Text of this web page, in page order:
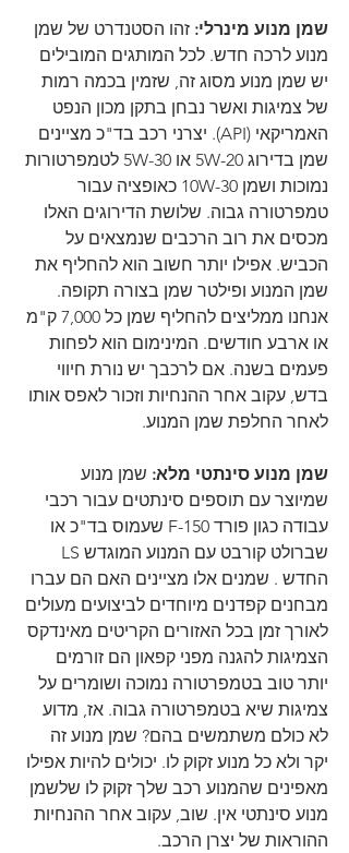
שמן מנוע מינרלי: זהו הסטנדרט של שמן
מנוע לרכה חדש. לכל המותגים המובילים
יש שמן מנוע מסוג זה, שזמין בכמה רמות
של צמיגות ואשר נבחן בתקן מכון הנפט
האמריקאי (API). יצרני רכב בד"כ מציינים
שמן בדירוג 5W-20 או 5W-30 לטמפרטורות
נמוכות ושמן 10W-30 כאופציה עבור
טמפרטורה גבוה. שלושת הדירוגים האלו
מכסים את רוב הרכבים שנמצאים על
הכביש. אפילו יותר חשוב הוא להחליף את
שמן המנוע ופילטר שמן בצורה תקופה.
אנחנו ממליצים להחליף שמן כל 7,000 ק"מ
או ארבע חודשים. המינימום הוא לפחות
פעמים בשנה. אם לרכבך יש נורת חיווי
בדש, עקוב אחר ההנחיות וזכור לאפס אותו
לאחר החלפת שמן המנוע.
שמן מנוע סינתטי מלא: שמן מנוע
שמיוצר עם תוספים סינתטים עבור רכבי
עבודה כגון פורד F-150 שעמוס בד"כ או
החדש . שמנים אלו מציינים האם הם עברו
מבחנים קפדנים מיוחדים לביצועים מעולים
לאורך זמן בכל האזורים הקריטים מאינדקס
הצמיגות להגנה מפני קפאון הם זורמים
יותר טוב בטמפרטורה נמוכה ושומרים על
צמיגות שיא בטמפרטורה גבוה. אז, מדוע
לא כולם משתמשים בהם? שמן מנוע זה
יקר ולא כל מנוע זקוק לו. יכולים להיות אפילו
מאפינים שהמנוע רכב שלך זקוק לו שלשמן
מנוע סינתטי אין. שוב, עקוב אחר ההנחיות
ההוראות של יצרן הרכב.